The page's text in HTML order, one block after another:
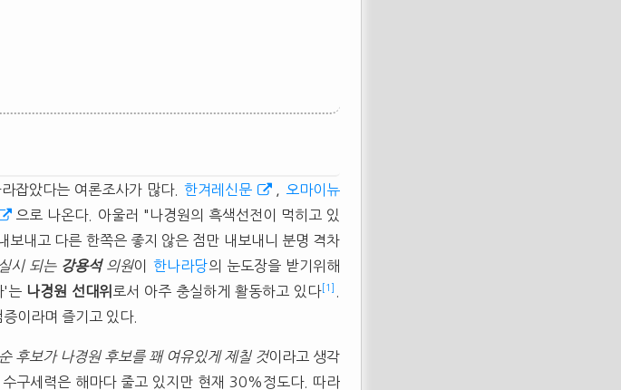
잡았다는 여론조사가 많다. 한겨레신문
오마이뉴
으로 나온다. 아울러 "나경원의 흑색선전이 먹히고 있
내고 다른 한쪽은 좋지 않은 점만 내보내니 분명 격차
시 되는 강용석의원이 한나라당의 눈도장을 받기위해
'는 나경원 선대위 로서 아주 충실하게 활동하고 있다 [1]
이라며 즐기고 있다.
후보가 나경원 후보를 꽤 여유있게 제칠 것이라고 생각
구세력은 해마다 줄고 있지만 현재 30%정도다. 따라